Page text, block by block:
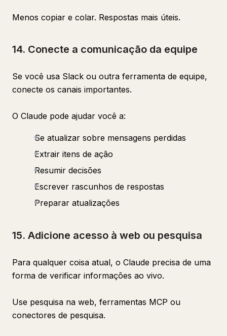
Menos copiar e colar. Respostas mais úteis.
14. Conecte a comunicação da equipe
Se você usa Slack ou outra ferramenta de equipe,
conecte os canais importantes.
O Claude pode ajudar você a:
Se atualizar sobre mensagens perdidas
Extrair itens de ação
Resumir decisões
Escrever rascunhos de respostas
Preparar atualizações
15. Adicione acesso à web ou pesquisa
Para qualquer coisa atual, o Claude precisa de uma
forma de verificar informações ao vivo.
Use pesquisa na web, ferramentas MCP ou
conectores de pesquisa.